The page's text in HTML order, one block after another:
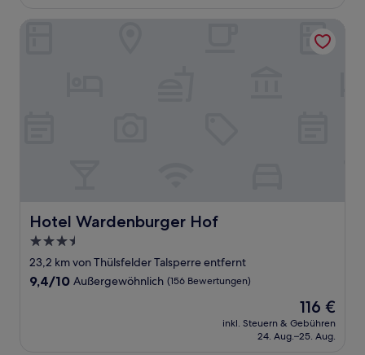
Hotel Wardenburger Hof
Hotel Wardenburger Hof
3.5-
Sterne-
Unterkunft
23,2 km von Thülsfelder Talsperre entfernt
9.4
9,4/10 Außergewöhnlich (156 Bewertungen)
Der
Preis
beträgt
116 €
inkl. Steuern & Gebühren
24. Aug.–25. Aug.